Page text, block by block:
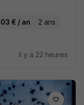
€ / an 2 ans
il y a 22 heures